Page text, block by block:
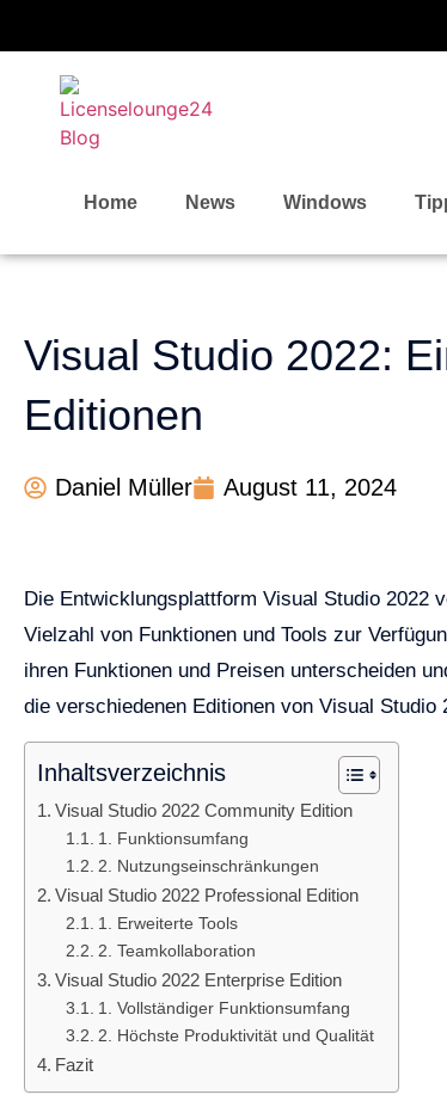
Home News Windows
Visual Studio 2022:
Editionen
Daniel Müller August 11, 2024
Die Entwicklungsplattform Visual Studio 2022
Vielzahl von Funktionen und Tools zur
ihren Funktionen und Preisen unterscheiden
die verschiedenen Editionen von Visual
Inhaltsverzeichnis
Visual Studio 2022 Community Edition
1. Funktionsumfang
2. Nutzungseinschränkungen
Visual Studio 2022 Professional Edition
1. Erweiterte Tools
2. Teamkollaboration
Visual Studio 2022 Enterprise Edition
1. Vollständiger Funktionsumfang
2. Höchste Produktivität und Qualität
Fazit